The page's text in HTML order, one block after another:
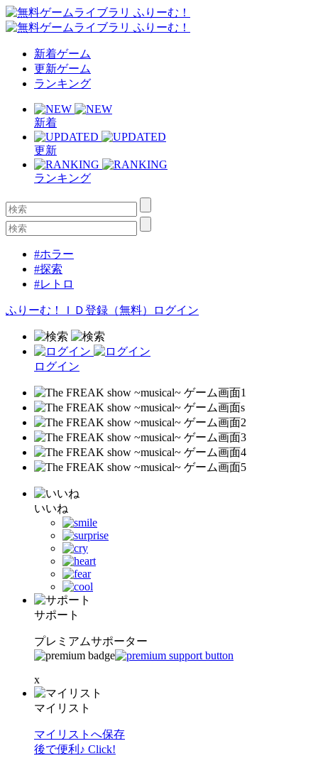
新着ゲーム
更新ゲーム
ランキング
新着
更新
ランキング
#ホラー
#探索
#レトロ
ふりーむ！ＩＤ登録（無料） ログイン
ログイン
いいね
サポート
プレミアムサポーター
x
マイリスト
マイリストへ保存
後で便利♪ Click!